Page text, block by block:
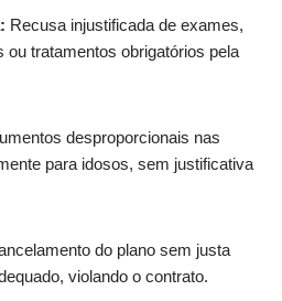
Recusa injustificada de exames,
tratamentos obrigatórios pela
desproporcionais nas
para idosos, sem justificativa
do plano sem justa
violando o contrato.